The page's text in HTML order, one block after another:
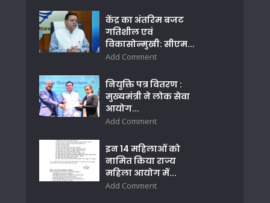
केंद्र का अंतरिम बजट
गतिशील एवं
विकासोन्मुखी: सीएम...
Add Comment
नियुक्ति पत्र वितरण :
मुख्यमंत्री ने लोक सेवा
आयोग...
Add Comment
इन 14 महिलाओं को
नामित किया राज्य
महिला आयोग में...
Add Comment